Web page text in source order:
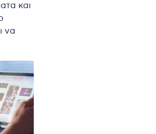
και
να